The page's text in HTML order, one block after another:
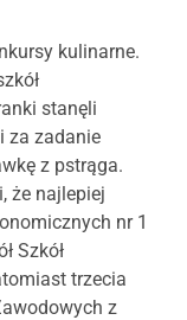
kulinarne.
stanęli
za zadanie
z pstrąga.
że najlepiej
nr 1
Szkół
trzecia
z